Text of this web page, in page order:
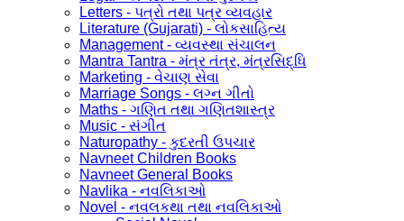
Letters - પત્રો તથા પત્ર વ્યવહાર
Literature (Gujarati) - લોકસાહિત્ય
Management - વ્યવસ્થા સંચાલન
Mantra Tantra - મંત્ર તંત્ર, મંત્રસિદ્ધિ
Marketing - વેચાણ સેવા
Marriage Songs - લગ્ન ગીતો
Maths - ગણિત તથા ગણિતશાસ્ત્ર
Music - સંગીત
Naturopathy - કુદરતી ઉપચાર
Navneet Children Books
Navneet General Books
Navlika - નવલિકાઓ
Novel - નવલકથા તથા નવલિકાઓ